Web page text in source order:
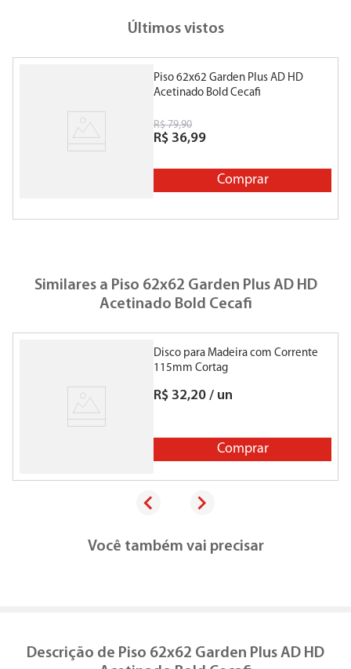
Últimos vistos
Piso 62x62 Garden Plus AD HD
Acetinado Bold Cecafi
R$ 79,90
R$ 36,99
Comprar
Similares a Piso 62x62 Garden Plus AD HD
Acetinado Bold Cecafi
Disco para Madeira com Corrente
115mm Cortag
R$ 32,20 / un
Comprar
Você também vai precisar
Descrição de Piso 62x62 Garden Plus AD HD